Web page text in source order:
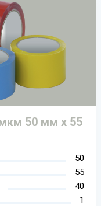
50 мм х 55
50
55
40
1